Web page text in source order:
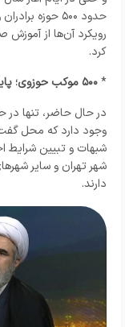
رویکرد آن‌ها از آموزش
کرد.
*۵۰۰ موکب حوزوی؛ پایگاه گفت‌وگوی دینی با جوانان
وجود دارد که محل
شبهات و تبیین شرایط
شهر تهران و سایر
دارند.